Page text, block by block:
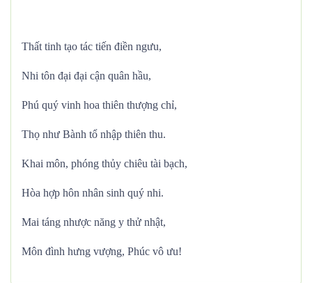
Thất tinh tạo tác tiến điền ngưu,
Nhi tôn đại đại cận quân hầu,
Phú quý vinh hoa thiên thượng chỉ,
Thọ như Bành tổ nhập thiên thu.
Khai môn, phóng thủy chiêu tài bạch,
Hòa hợp hôn nhân sinh quý nhi.
Mai táng nhược năng y thử nhật,
Môn đình hưng vượng, Phúc vô ưu!